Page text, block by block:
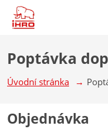
Poptávka
Úvodní stránka
Objednávka